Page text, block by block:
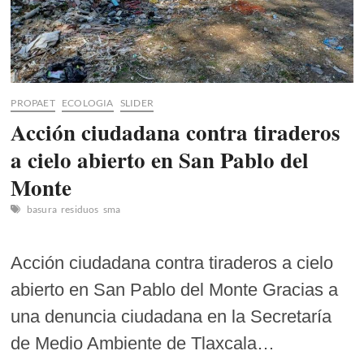
PROPAET ECOLOGIA SLIDER
Acción ciudadana contra tiraderos
a cielo abierto en San Pablo del
Monte
basura residuos sma
Acción ciudadana contra tiraderos a cielo
abierto en San Pablo del Monte Gracias a
una denuncia ciudadana en la Secretaría
de Medio Ambiente de Tlaxcala…